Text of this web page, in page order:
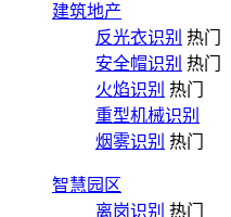
建筑地产
反光衣识别 热门
安全帽识别 热门
火焰识别 热门
重型机械识别
烟雾识别 热门
智慧园区
离岗识别 热门